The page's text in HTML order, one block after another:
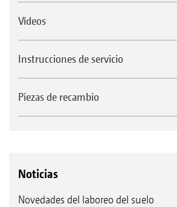
Vídeos
Instrucciones de servicio
Piezas de recambio
Noticias
Novedades del laboreo del suelo